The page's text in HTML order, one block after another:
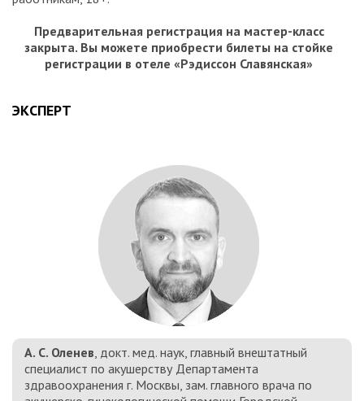
Предварительная регистрация на мастер-класс
закрыта. Вы можете приобрести билеты на стойке
регистрации в отеле «Рэдиссон Славянская»
ЭКСПЕРТ
А. С. Оленев , докт. мед. наук, главный внештатный
специалист по акушерству Департамента
здравоохранения г. Москвы, зам. главного врача по